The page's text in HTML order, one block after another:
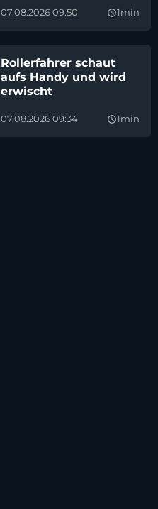
ausgenutzt
07.08.2026 09:50 query_builder1min
Rollerfahrer schaut
aufs Handy und wird
erwischt
07.08.2026 09:34 query_builder1min